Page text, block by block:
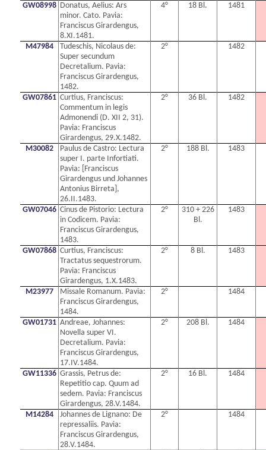
GW08998 Donatus, Aelius: Ars
minor. Cato. Pavia:
Franciscus Girardengus,
8.XI.1481.
4° 18 Bl. 1481
M47984
Tudeschis, Nicolaus de:
Super secundum
Decretalium. Pavia:
Franciscus Girardengus,
1482.
2° 1482
GW07861 Curtius, Franciscus:
Commentum in legis
Admonendi (D. XII 2, 31).
Pavia: Franciscus
Girardengus, 29.X.1482.
2° 36 Bl. 1482
M30082
Paulus de Castro: Lectura
super I. parte Infortiati.
Pavia: [Franciscus
Girardengus und Johannes
Antonius Birreta],
26.II.1483.
2° 188 Bl. 1483
GW07046 Cinus de Pistorio: Lectura
in Codicem. Pavia:
Franciscus Girardengus,
1483.
2°
310 + 226
Bl.
1483
GW07868 Curtius, Franciscus:
Tractatus sequestrorum.
Pavia: Franciscus
Girardengus, 1.X.1483.
2° 8 Bl. 1483
M23977
Missale Romanum. Pavia:
Franciscus Girardengus,
1484.
2° 1484
GW01731 Andreae, Johannes:
Novella super VI.
Decretalium. Pavia:
Franciscus Girardengus,
17.IV.1484.
2° 208 Bl. 1484
GW11336 Grassis, Petrus de:
Repetitio cap. Quum ad
sedem. Pavia: Franciscus
Girardengus, 28.V.1484.
2° 16 Bl. 1484
M14284
Johannes de Lignano: De
repressaliis. Pavia:
Franciscus Girardengus,
28.V.1484.
2° 1484